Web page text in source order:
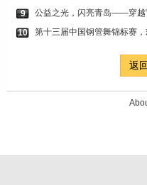
9
公益之光，闪亮青岛——穿越
10
第十三届中国钢管舞锦标赛，
返